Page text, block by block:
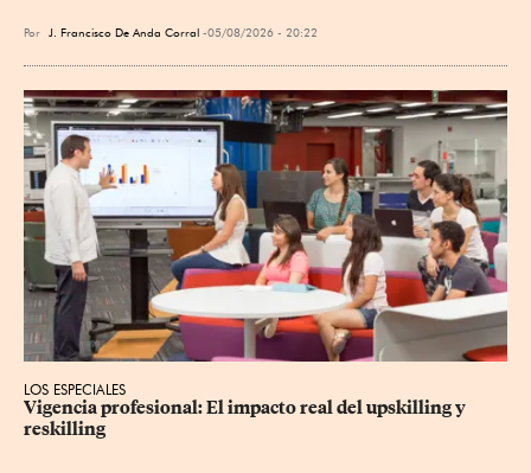
Por J. Francisco De Anda Corral 05/08/2026 - 20:22
LOS ESPECIALES
Vigencia profesional: El impacto real del upskilling y
reskilling